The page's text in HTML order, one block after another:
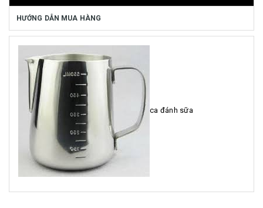
HƯỚNG DẪN MUA HÀNG
ca đánh sữa